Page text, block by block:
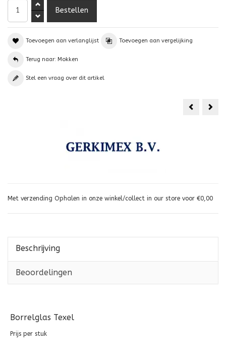
Toevoegen aan verlanglijst Toevoegen aan vergelijking
Terug naar: Mokken
Stel een vraag over dit artikel
Met verzending Ophalen in onze winkel/collect in our store voor €0,00
Beschrijving
Beoordelingen
Borrelglas Texel
Prijs per stuk